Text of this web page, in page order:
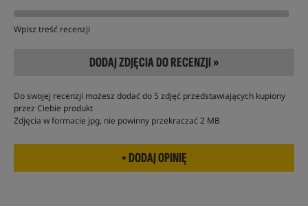
Wpisz treść recenzji
DODAJ ZDJĘCIA DO RECENZJI »
Do swojej recenzji możesz dodać do 5 zdjęć przedstawiających kupiony
przez Ciebie produkt
Zdjęcia w formacie jpg, nie powinny przekraczać 2 MB